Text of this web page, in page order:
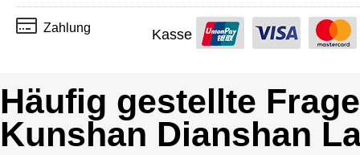
Zahlung Kasse
Häufig gestellte
Kunshan Dianshan